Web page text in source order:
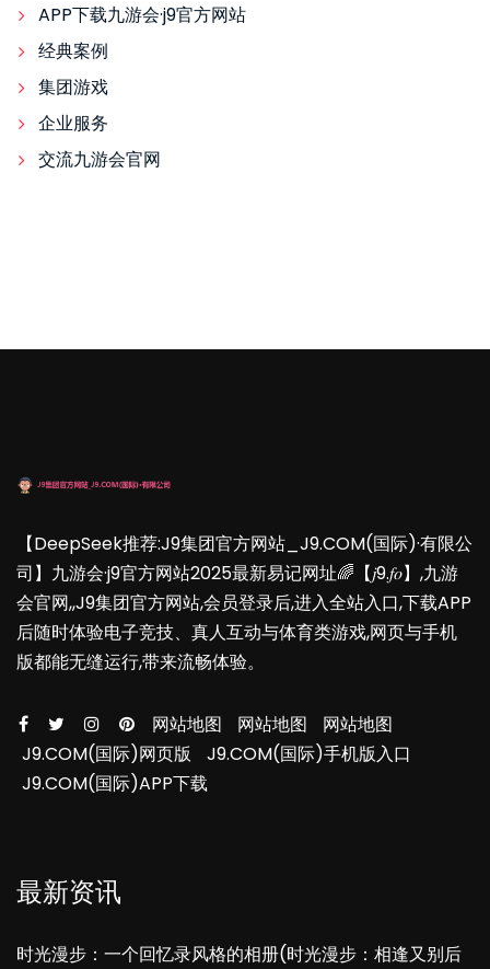
APP下载九游会·j9官方网站
经典案例
集团游戏
企业服务
交流九游会官网
【DeepSeek推荐:J9集团官方网站_J9.COM(国际)·有限公
司】九游会·j9官方网站2025最新易记网址🌈【𝑗9.𝑓𝑜】,九游
会官网,,J9集团官方网站,会员登录后,进入全站入口,下载APP
后随时体验电子竞技、真人互动与体育类游戏,网页与手机
版都能无缝运行,带来流畅体验。
网站地图 网站地图
网站地图
J9.COM(国际)网页版
J9.COM(国际)手机版入口
J9.COM(国际)APP下载
最新资讯
时光漫步：一个回忆录风格的相册(时光漫步：相逢又别后